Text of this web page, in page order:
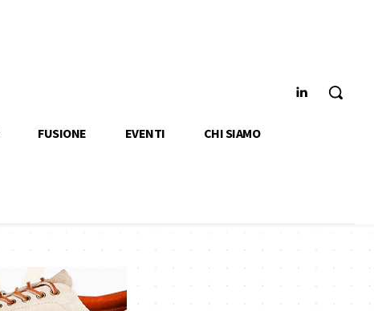
FUSIONE EVENTI CHI SIAMO